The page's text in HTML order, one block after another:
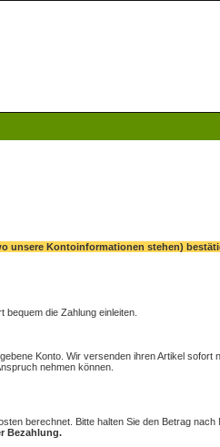
unsere Kontoinformationen stehen)
die Zahlung einleiten.
Konto. Wir versenden ihren Artikel sofort
nehmen können.
berechnet. Bitte halten Sie den Betrag
Bezahlung.